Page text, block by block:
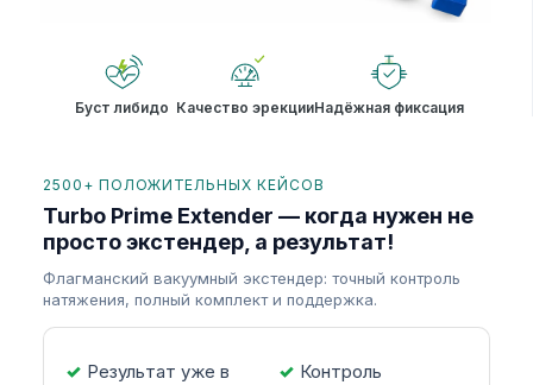
Буст либидо Качество эрекцииНадёжная фиксация
2500+ ПОЛОЖИТЕЛЬНЫХ КЕЙСОВ
Turbo Prime Extender — когда нужен не
просто экстендер, а результат!
Флагманский вакуумный экстендер: точный контроль
натяжения, полный комплект и поддержка.
Результат уже в
Контроль